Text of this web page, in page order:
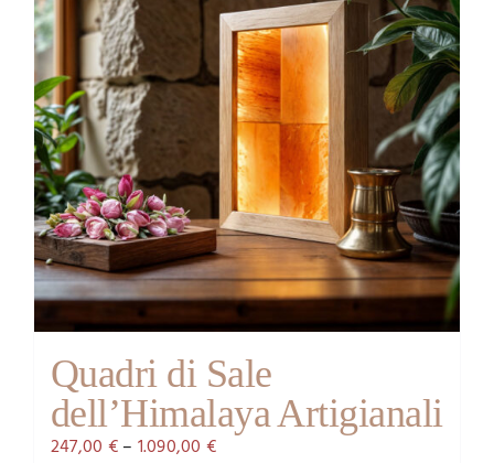
Quadri di Sale
dell’Himalaya Artigianali
247,00 €– 1.090,00 €